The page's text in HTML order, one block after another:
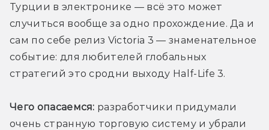
Турции в электронике — всё это может
случиться вообще за одно прохождение. Да и
сам по себе релиз Victoria 3 — знаменательное
событие: для любителей глобальных
стратегий это сродни выходу Half-Life 3.
Чего опасаемся: разработчики придумали
очень странную торговую систему и убрали